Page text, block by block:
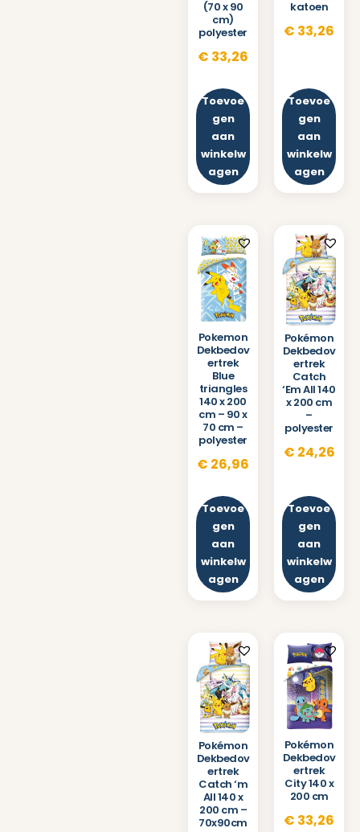
(70 x 90
cm)
polyester
€ 33,26
Toevoe
gen
aan
winkelw
agen
katoen
€ 33,26
Toevoe
gen
aan
winkelw
agen
Pokemon
Dekbedov
ertrek
Blue
triangles
140 x 200
cm – 90 x
70 cm –
polyester
€ 26,96
Toevoe
gen
aan
winkelw
agen
Pokémon
Dekbedov
ertrek
Catch
‘Em All 140
x 200 cm
–
polyester
€ 24,26
Toevoe
gen
aan
winkelw
agen
Pokémon
Dekbedov
ertrek
Catch ‘m
All 140 x
200 cm –
70x90cm
Pokémon
Dekbedov
ertrek
City 140 x
200 cm
€ 33,26